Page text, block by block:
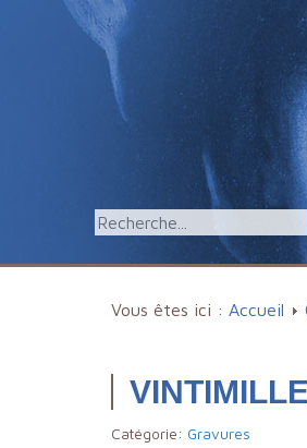
Vous êtes ici : Accueil
Catégorie: Gravures